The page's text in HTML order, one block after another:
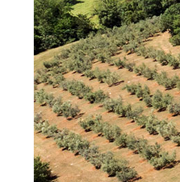
Financiranje
Proračun
Potpore
PROGRAMSKO FINANCIRANJE
Izvještavanje po uredbi
Projekti Instituta
Dialogue4Tourism
REVIVE
WASTEREDUCE
MITOMED+
WINTERMED
CASTWATER